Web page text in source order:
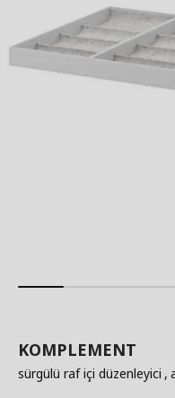
KOMPLEMENT
sürgülü raf içi düzenleyici ,